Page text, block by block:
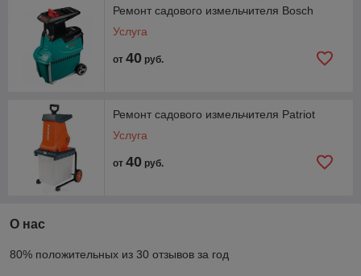
Ремонт садового измельчителя Bosch
Услуга
от 40 руб.
Ремонт садового измельчителя Patriot
Услуга
от 40 руб.
О нас
80% положительных из 30 отзывов за год